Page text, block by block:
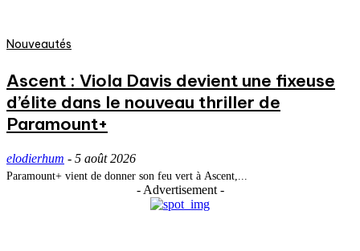
Nouveautés
Ascent : Viola Davis devient une fixeuse
d’élite dans le nouveau thriller de
Paramount+
elodierhum - 5 août 2026
Paramount+ vient de donner son feu vert à Ascent,...
- Advertisement -